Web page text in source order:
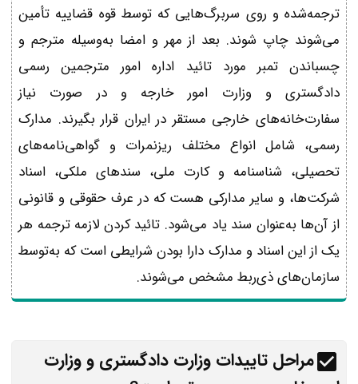
ترجمه‌شده و روی سربرگ‌هایی که توسط قوه قضاییه تأمین
می‌شوند چاپ شوند. بعد از مهر و امضا به‌وسیله مترجم و
چسباندن تمبر مورد تائید اداره امور مترجمین رسمی
دادگستری و وزارت امور خارجه و در صورت نیاز
سفارت‌خانه‌های خارجی مستقر در ایران قرار بگیرند. مدارک
رسمی، شامل انواع مختلف ریزنمرات و گواهی‌نامه‌های
تحصیلی، شناسنامه و کارت ملی، سندهای ملکی، اسناد
شرکت‌ها، و سایر مدارکی هست که در عرف حقوقی و قانونی
از آن‌ها به‌عنوان سند یاد می‌شود. تائید کردن لازمه ترجمه هر
یک از این اسناد و مدارک دارا بودن شرایطی است که به‌توسط
سازمان‌های ذی‌ربط مشخص می‌شوند.
مراحل تاییدات وزارت دادگستری و وزارت